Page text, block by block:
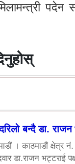
बन्दै डा. राजन
। काठमाडौं क्षेत्र
डा.राजन भट्टराई